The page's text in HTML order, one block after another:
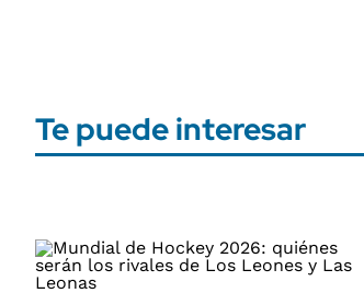
Te puede interesar